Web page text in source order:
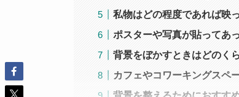
私物はどの程度であれば映
ポスターや写真が貼ってあ
背景をぼかすときはどのく
カフェやコワーキングスペ